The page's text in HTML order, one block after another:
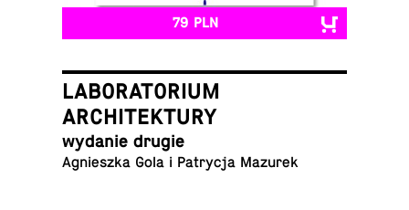
79 PLN
LABORATORIUM
ARCHITEKTURY
wydanie drugie
Agniesz­ka Gola i Pa­try­cja Mazurek